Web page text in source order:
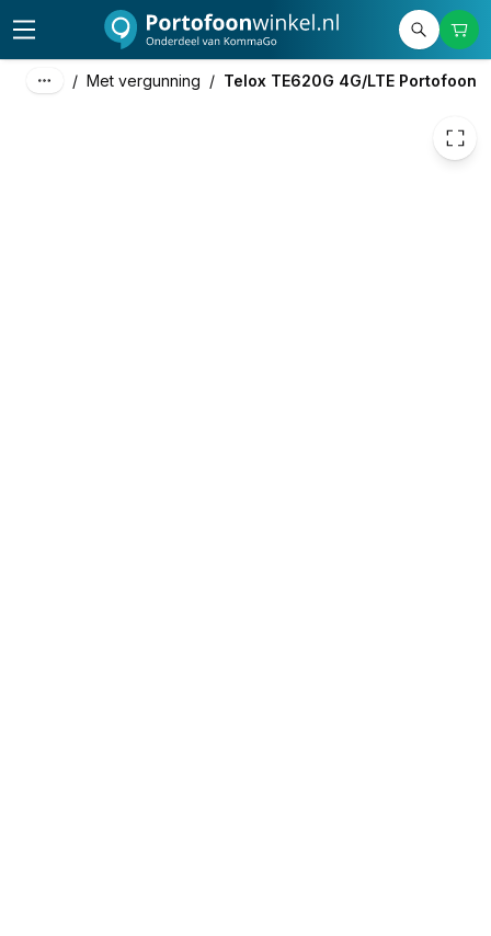
/ Met vergunning / Telox TE620G 4G/LTE Portofoon
420,00 excl. btw
508,20 incl. btw